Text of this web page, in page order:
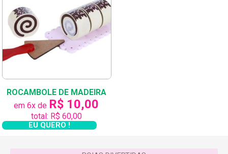
ROCAMBOLE DE MADEIRA
em 6x de R$ 10,00
total: R$ 60,00
EU QUERO !